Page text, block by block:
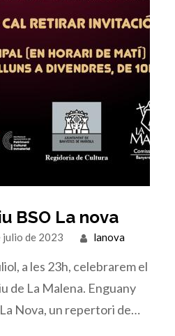
BSO La nova
julio de 2023 lanova
a les 23h, celebrarem el
de La Malena. Enguany
Nova, un repertori de